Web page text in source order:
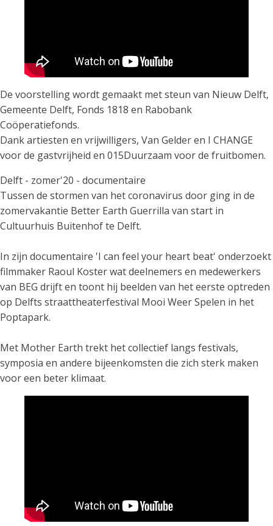
De voorstelling wordt gemaakt met steun van Nieuw Delft,
Gemeente Delft, Fonds 1818 en Rabobank
Coöperatiefonds.
Dank artiesten en vrijwilligers, Van Gelder en I CHANGE
voor de gastvrijheid en 015Duurzaam voor de fruitbomen.
Delft - zomer'20 - documentaire
Tussen de stormen van het coronavirus door ging in de
zomervakantie Better Earth Guerrilla van start in
Cultuurhuis Buitenhof te Delft.
In zijn documentaire 'I can feel your heart beat' onderzoekt
filmmaker Raoul Koster wat deelnemers en medewerkers
van BEG drijft en toont hij beelden van het eerste optreden
op Delfts straattheaterfestival Mooi Weer Spelen in het
Poptapark.
Met Mother Earth trekt het collectief langs festivals,
symposia en andere bijeenkomsten die zich sterk maken
voor een beter klimaat.